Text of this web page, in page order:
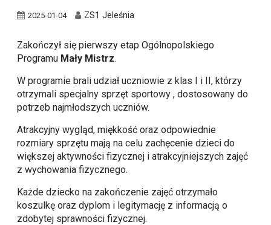
2025-01-04 ZS1 Jeleśnia
Zakończył się pierwszy etap Ogólnopolskiego
Programu Mały Mistrz.
W programie brali udział uczniowie z klas I i II, którzy
otrzymali specjalny sprzęt sportowy , dostosowany do
potrzeb najmłodszych uczniów.
Atrakcyjny wygląd, miękkość oraz odpowiednie
rozmiary sprzętu mają na celu zachęcenie dzieci do
większej aktywności fizycznej i atrakcyjniejszych zajęć
z wychowania fizycznego.
Każde dziecko na zakończenie zajęć otrzymało
koszulkę oraz dyplom i legitymację z informacją o
zdobytej sprawności fizycznej.